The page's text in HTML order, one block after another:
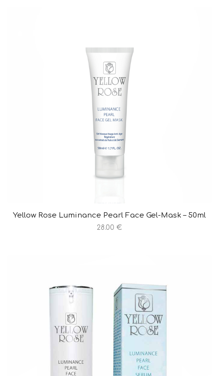
Yellow Rose Luminance Pearl Face Gel-Mask – 50ml
28.00 €